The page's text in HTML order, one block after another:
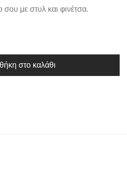
σου με στυλ και φινέτσα.
στο καλάθι